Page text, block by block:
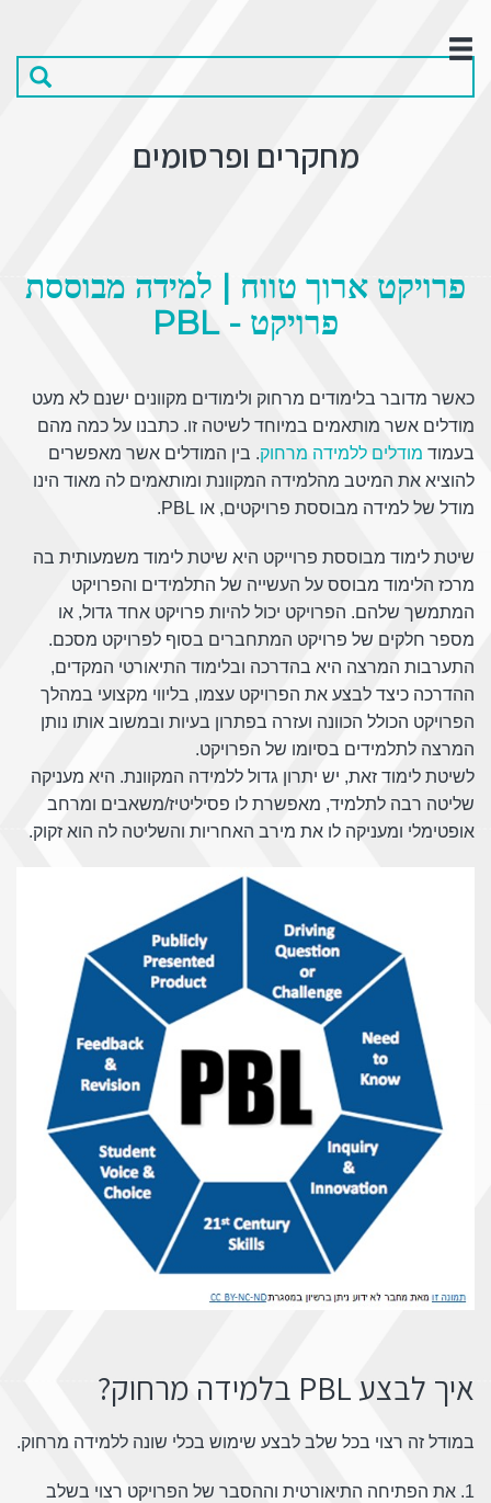
מחקרים ופרסומים
פרויקט ארוך טווח | למידה מבוססת
פרויקט - PBL
כאשר מדובר בלימודים מרחוק ולימודים מקוונים ישנם לא מעט
מודלים אשר מותאמים במיוחד לשיטה זו. כתבנו על כמה מהם
בעמוד מודלים ללמידה מרחוק. בין המודלים אשר מאפשרים
להוציא את המיטב מהלמידה המקוונת ומותאמים לה מאוד הינו
מודל של למידה מבוססת פרויקטים, או PBL.
שיטת לימוד מבוססת פרוייקט היא שיטת לימוד משמעותית בה
מרכז הלימוד מבוסס על העשייה של התלמידים והפרויקט
המתמשך שלהם. הפרויקט יכול להיות פרויקט אחד גדול, או
מספר חלקים של פרויקט המתחברים בסוף לפרויקט מסכם.
התערבות המרצה היא בהדרכה ובלימוד התיאורטי המקדים,
ההדרכה כיצד לבצע את הפרויקט עצמו, בליווי מקצועי במהלך
הפרויקט הכולל הכוונה ועזרה בפתרון בעיות ובמשוב אותו נותן
המרצה לתלמידים בסיומו של הפרויקט.
לשיטת לימוד זאת, יש יתרון גדול ללמידה המקוונת. היא מעניקה
שליטה רבה לתלמיד, מאפשרת לו פסיליטיז/משאבים ומרחב
אופטימלי ומעניקה לו את מירב האחריות והשליטה לה הוא זקוק.
איך לבצע PBL בלמידה מרחוק?
במודל זה רצוי בכל שלב לבצע שימוש בכלי שונה ללמידה מרחוק.
את הפתיחה התיאורטית וההסבר של הפרויקט רצוי בשלב